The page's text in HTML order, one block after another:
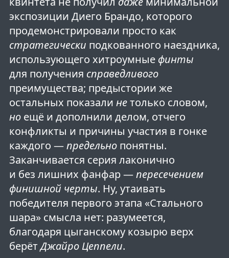
экспозиции Диего Брандо, которого
продемонстрировали просто как
стратегически подкованного наездника,
использующего хитроумные финты
для получения справедливого
преимущества; предыстории же
остальных показали нетолько словом,
ноещё и дополнили делом, отчего
конфликты и причины участия в гонке
каждого —предельнопонятны.
Заканчивается серия лаконично
и без лишних фанфар —пересечением
финишной черты. Ну, утаивать
победителя первого этапа «Стального
шара» смысла нет: разумеется,
благодаря цыганскому козырю верх
берётДжайро Цеппели.